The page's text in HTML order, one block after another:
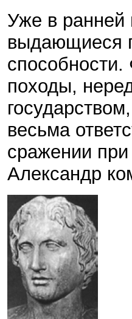
Уже в ранней
выдающиеся
походы,
весьма
сражении
Александр